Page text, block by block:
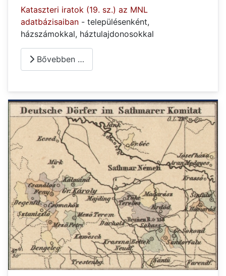
Kataszteri iratok (19. sz.) az MNL
adatbázisaiban - településenként,
házszámokkal, háztulajdonosokkal
Bővebben …